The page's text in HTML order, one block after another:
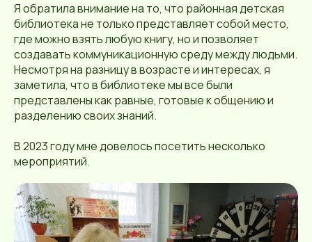
Я обратила внимание на то, что районная детская
библиотека не только представляет собой место,
где можно взять любую книгу, но и позволяет
создавать коммуникационную среду между людьми.
Несмотря на разницу в возрасте и интересах, я
заметила, что в библиотеке мы все были
представлены как равные, готовые к общению и
разделению своих знаний.
В 2023 году мне довелось посетить несколько
мероприятий.